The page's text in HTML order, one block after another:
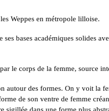
Weppes en métropole lilloise.
bases académiques solides
le corps de la femme, source
des formes. On y voit la
de son ventre de femme